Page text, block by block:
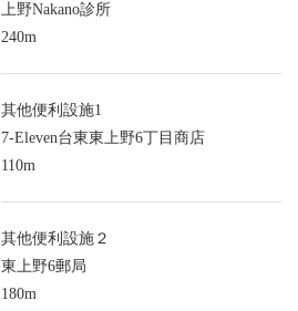
上野Nakano診所
240m
其他便利設施1
7-Eleven台東東上野6丁目商店
110m
其他便利設施２
東上野6郵局
180m